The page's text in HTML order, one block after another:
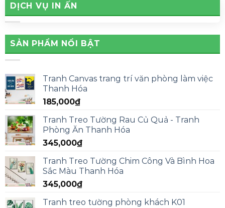
DỊCH VỤ IN ẤN
SẢN PHẨM NỔI BẬT
Tranh Canvas trang trí văn phòng làm việc
Thanh Hóa
185,000₫
Tranh Treo Tường Rau Củ Quả - Tranh
Phòng Ăn Thanh Hóa
345,000₫
Tranh Treo Tường Chim Công Và Bình Hoa
Sắc Màu Thanh Hóa
345,000₫
Tranh treo tường phòng khách K01